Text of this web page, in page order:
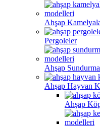
Ahşap
Pergoleler
Ahşap
Ahşap Hayvan
Ahşap